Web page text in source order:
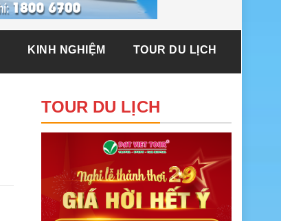
KINH NGHIỆM TOUR DU LỊCH
TOUR DU LỊCH